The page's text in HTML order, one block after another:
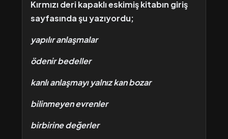
Kırmızı deri kapaklı eskimiş kitabın giriş
sayfasında şu yazıyordu;
yapılır anlaşmalar
ödenir bedeller
kanlı anlaşmayı yalnız kan bozar
bilinmeyen evrenler
birbirine değerler